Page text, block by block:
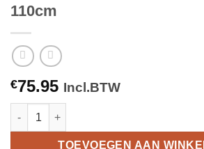
110cm
€75.95 Incl.BTW
Spats DE WIT met opstapjes, met T-steel
TOEVOEGEN AAN